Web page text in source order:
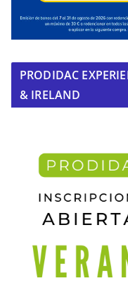
PRODIDAC
& IRELAND